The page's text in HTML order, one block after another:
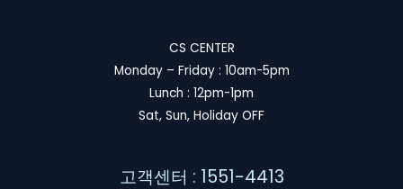
CS CENTER
Monday – Friday : 10am-5pm
Lunch : 12pm-1pm
Sat, Sun, Holiday OFF
고객센터 : 1551-4413